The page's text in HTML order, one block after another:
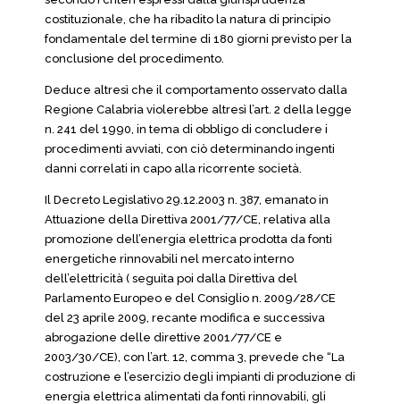
costituzionale, che ha ribadito la natura di principio
fondamentale del termine di 180 giorni previsto per la
conclusione del procedimento.
Deduce altresì che il comportamento osservato dalla
Regione Calabria violerebbe altresì l’art. 2 della legge
n. 241 del 1990, in tema di obbligo di concludere i
procedimenti avviati, con ciò determinando ingenti
danni correlati in capo alla ricorrente società.
Il Decreto Legislativo 29.12.2003 n. 387, emanato in
Attuazione della Direttiva 2001/77/CE, relativa alla
promozione dell’energia elettrica prodotta da fonti
energetiche rinnovabili nel mercato interno
dell’elettricità ( seguita poi dalla Direttiva del
Parlamento Europeo e del Consiglio n. 2009/28/CE
del 23 aprile 2009, recante modifica e successiva
abrogazione delle direttive 2001/77/CE e
2003/30/CE), con l’art. 12, comma 3, prevede che “La
costruzione e l’esercizio degli impianti di produzione di
energia elettrica alimentati da fonti rinnovabili, gli